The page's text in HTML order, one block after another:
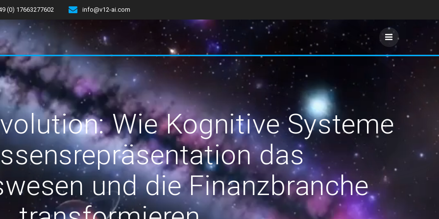
(0) 17663277602 info@v12-ai.com
Wie Kognitive Systeme
das
und die Finanzbranche